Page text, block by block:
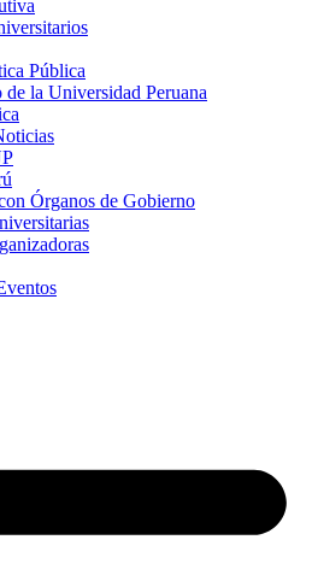
Pública
la Universidad Peruana
Órganos de Gobierno